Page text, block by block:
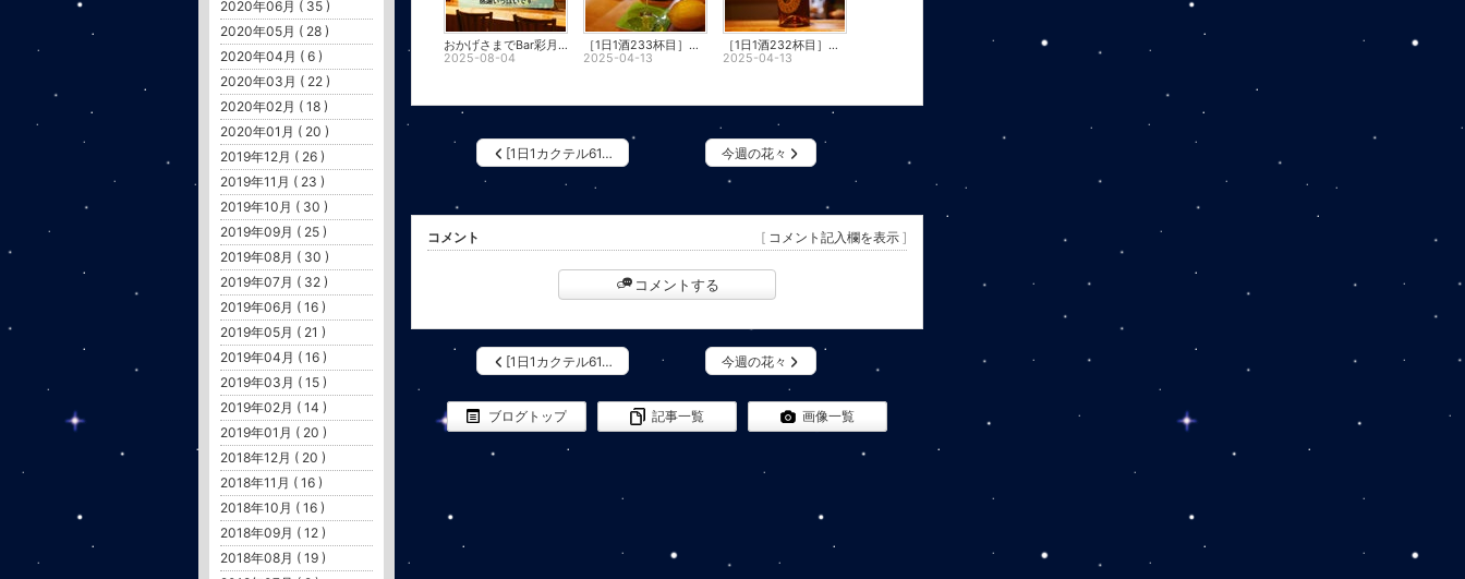
おかげさまでBar彩月庵10周年＆8月の予定
2025-08-04
［1日1酒233杯目］デプスボム
2025-04-13
［1日1酒232杯目］ミクターズUS1バーボン
2025-04-13
[1日1カクテル61… 今週の花々
[ コメント記入欄を表示 ]
コメント
コメントする
[1日1カクテル61… 今週の花々
ブログトップ 記事一覧 画像一覧
2020年06月 ( 35 )
2020年05月 ( 28 )
2020年04月 ( 6 )
2020年03月 ( 22 )
2020年02月 ( 18 )
2020年01月 ( 20 )
2019年12月 ( 26 )
2019年11月 ( 23 )
2019年10月 ( 30 )
2019年09月 ( 25 )
2019年08月 ( 30 )
2019年07月 ( 32 )
2019年06月 ( 16 )
2019年05月 ( 21 )
2019年04月 ( 16 )
2019年03月 ( 15 )
2019年02月 ( 14 )
2019年01月 ( 20 )
2018年12月 ( 20 )
2018年11月 ( 16 )
2018年10月 ( 16 )
2018年09月 ( 12 )
2018年08月 ( 19 )